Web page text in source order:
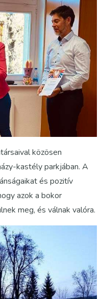
közösen
kastély parkjában. A
és pozitív
azok a bokor
meg, és válnak valóra.